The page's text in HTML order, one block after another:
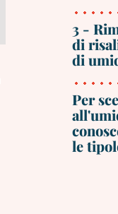
3 -
di
di
Per
le